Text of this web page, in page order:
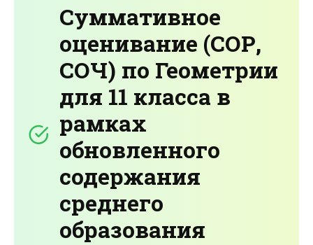
Суммативное
оценивание (СОР,
СОЧ) по Геометрии
для 11 класса в
рамках
обновленного
содержания
среднего
образования